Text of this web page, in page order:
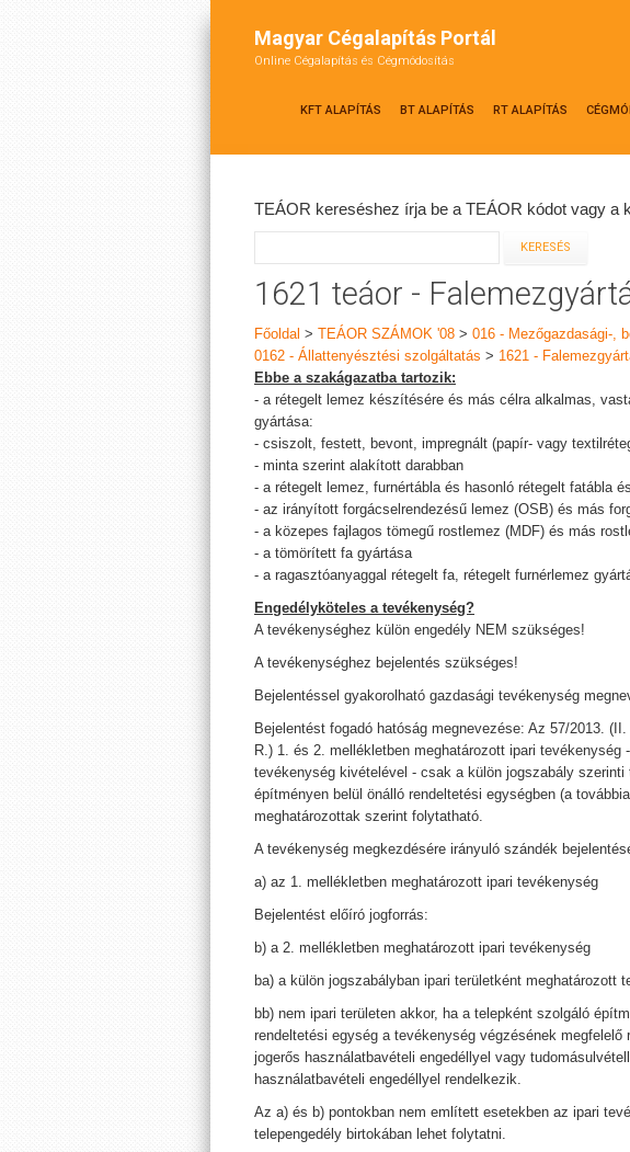
Magyar Cégalapítás Portál
Online Cégalapítás és Cégmódosítás
KFT ALAPÍTÁS BT ALAPÍTÁS RT ALAPÍTÁS
TEÁOR kereséshez írja be a TEÁOR kódot vagy a
1621 teáor -
Főoldal > TEÁOR SZÁMOK '08 > 016 - Mezőgazdasági-,
0162 - Állattenyésztési szolgáltatás > 1621 -
Ebbe a szakágazatba tartozik:
- a rétegelt lemez készítésére és más célra alkalmas,
gyártása:
- csiszolt, festett, bevont, impregnált (papír- vagy
- minta szerint alakított darabban
- a rétegelt lemez, furnértábla és hasonló rétegelt fatábla
- az irányított forgácselrendezésű lemez (OSB) és más
- a közepes fajlagos tömegű rostlemez (MDF) és más
- a tömörített fa gyártása
- a ragasztóanyaggal rétegelt fa, rétegelt furnérlemez
Engedélyköteles a tevékenység?
A tevékenységhez külön engedély NEM szükséges!
A tevékenységhez bejelentés szükséges!
Bejelentéssel gyakorolható gazdasági tevékenység
Bejelentést fogadó hatóság megnevezése: Az 57/2013.
R.) 1. és 2. mellékletben meghatározott ipari tevékenység
tevékenység kivételével - csak a külön jogszabály
építményen belül önálló rendeltetési egységben (a
meghatározottak szerint folytatható.
A tevékenység megkezdésére irányuló szándék
a) az 1. mellékletben meghatározott ipari tevékenység
Bejelentést előíró jogforrás:
b) a 2. mellékletben meghatározott ipari tevékenység
ba) a külön jogszabályban ipari területként meghatározott
bb) nem ipari területen akkor, ha a telepként szolgáló
rendeltetési egység a tevékenység végzésének megfelelő
jogerős használatbavételi engedéllyel vagy
használatbavételi engedéllyel rendelkezik.
Az a) és b) pontokban nem említett esetekben az ipari
telepengedély birtokában lehet folytatni.